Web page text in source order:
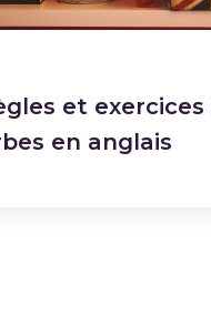
et exercices
en anglais